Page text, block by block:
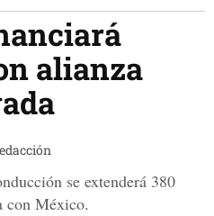
alianza
se extenderá 380
con México.